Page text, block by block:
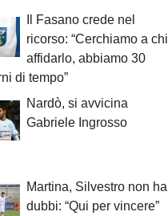
Il Fasano crede nel
ricorso: “Cerchiamo a chi
affidarlo, abbiamo 30
di tempo”
Nardò, si avvicina
Gabriele Ingrosso
Martina, Silvestro non ha
dubbi: “Qui per vincere”